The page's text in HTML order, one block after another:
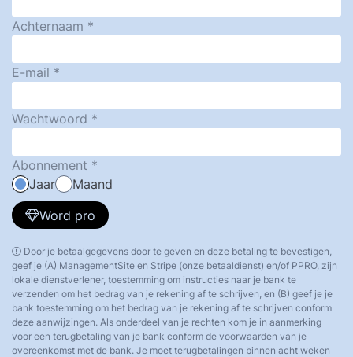
Achternaam
E-mail
Wachtwoord
Abonnement
Jaar
Maand
Word pro
Door je betaalgegevens door te geven en deze betaling te bevestigen,
geef je (A) ManagementSite en Stripe (onze betaaldienst) en/of PPRO, zijn
lokale dienstverlener, toestemming om instructies naar je bank te
verzenden om het bedrag van je rekening af te schrijven, en (B) geef je je
bank toestemming om het bedrag van je rekening af te schrijven conform
deze aanwijzingen. Als onderdeel van je rechten kom je in aanmerking
voor een terugbetaling van je bank conform de voorwaarden van je
overeenkomst met de bank. Je moet terugbetalingen binnen acht weken